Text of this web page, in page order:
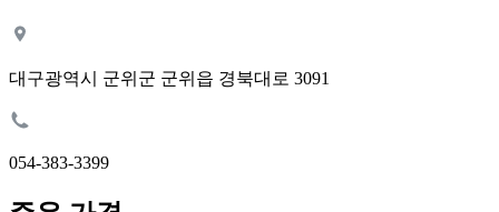
대구광역시 군위군 군위읍 경북대로 3091
054-383-3399